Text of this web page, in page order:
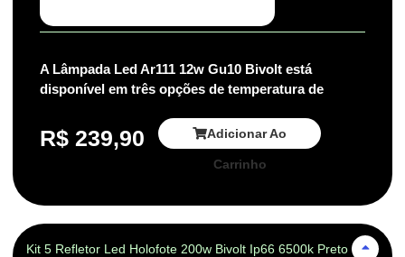
A Lâmpada Led Ar111 12w Gu10 Bivolt está
disponível em três opções de temperatura de
R$ 239,90 Adicionar Ao
Carrinho
Kit 5 Refletor Led Holofote 200w Bivolt Ip66 6500k Preto